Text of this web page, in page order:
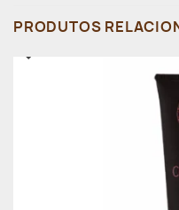
PRODUTOS